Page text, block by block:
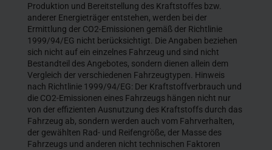
Produktion und Bereitstellung des Kraftstoffes bzw.
anderer Energieträger entstehen, werden bei der
Ermittlung der CO2-Emissionen gemäß der Richtlinie
1999/94/EG nicht berücksichtigt. Die Angaben beziehen
sich nicht auf ein einzelnes Fahrzeug und sind nicht
Bestandteil des Angebotes, sondern dienen allein dem
Vergleich der verschiedenen Fahrzeugtypen. Hinweis
nach Richtlinie 1999/94/EG: Der Kraftstoffverbrauch und
die CO2-Emissionen eines Fahrzeugs hängen nicht nur
von der effizienten Ausnutzung des Kraftstoffs durch das
Fahrzeug ab, sondern werden auch vom Fahrverhalten,
der gewählten Rad- und Reifengröße, der Masse des
Fahrzeugs und anderen nicht technischen Faktoren